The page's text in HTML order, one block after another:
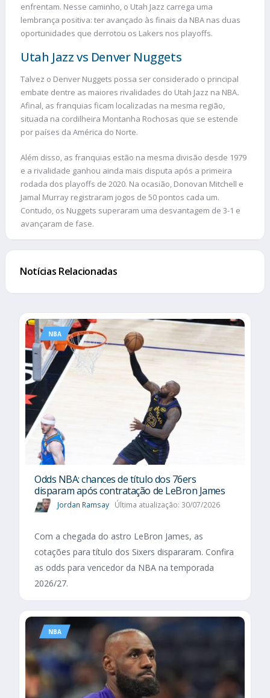
enfrentam. Nesse caminho, o Utah Jazz carrega uma
lembrança positiva: ter avançado às finais da NBA nas duas
oportunidades que derrotou os Lakers nos playoffs.
Utah Jazz vs Denver Nuggets
Talvez o Denver Nuggets possa ser considerado o principal
embate dentre as maiores rivalidades do Utah Jazz na NBA.
Afinal, as franquias ficam localizadas na mesma região,
situada na cordilheira Montanha Rochosas que se estende
por países da América do Norte.
Além disso, as franquias estão na mesma divisão desde 1979
e a rivalidade ganhou ainda mais disputa após a primeira
rodada dos playoffs de 2020. Na ocasião, Donovan Mitchell e
Jamal Murray registraram jogos de 50 pontos cada um.
Contudo, os Nuggets superaram uma desvantagem de 3-1 e
avançaram de fase.
Notícias Relacionadas
NBA
Odds NBA: chances de título dos 76ers
disparam após contratação de LeBron James
Jordan Ramsay Última atualização: 30/07/2026
Com a chegada do astro LeBron James, as
cotações para título dos Sixers dispararam. Confira
as odds para vencedor da NBA na temporada
2026/27.
NBA